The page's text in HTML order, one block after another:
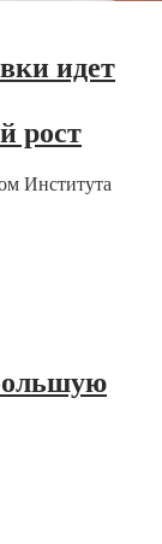
идет
рост
Института